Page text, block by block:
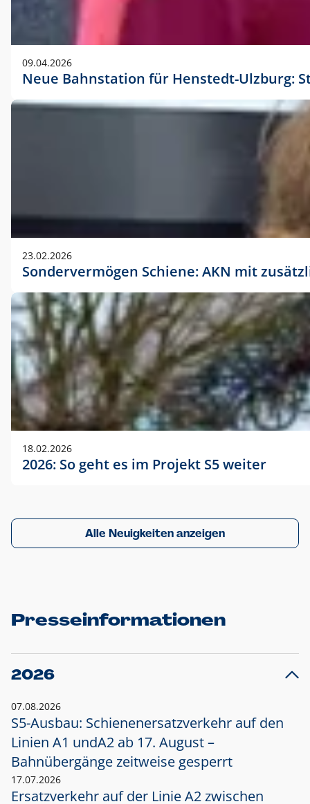
09.04.2026
Neue Bahnstation für Henstedt-Ulzburg:
23.02.2026
Sondervermögen Schiene: AKN mit
18.02.2026
2026: So geht es im Projekt S5 weiter
Alle Neuigkeiten anzeigen
Presseinformationen
2026
07.08.2026
S5-Ausbau: Schienenersatzverkehr auf den
Linien A1 undA2 ab 17. August –
Bahnübergänge zeitweise gesperrt
17.07.2026
Ersatzverkehr auf der Linie A2 zwischen